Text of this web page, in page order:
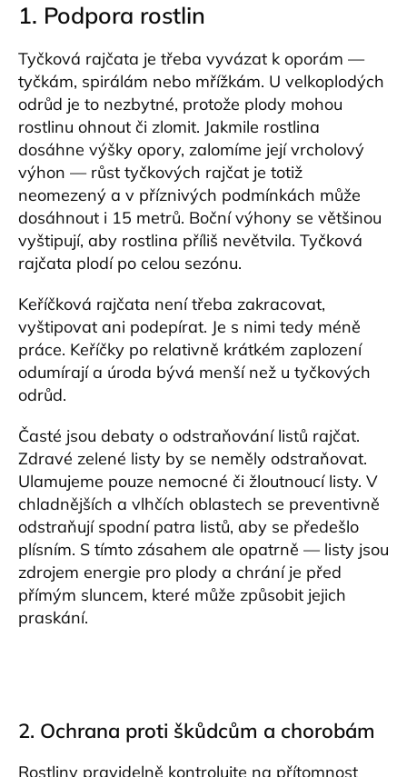
1. Podpora rostlin
Tyčková rajčata je třeba vyvázat k oporám —
tyčkám, spirálám nebo mřížkám. U velkoplodých
odrůd je to nezbytné, protože plody mohou
rostlinu ohnout či zlomit. Jakmile rostlina
dosáhne výšky opory, zalomíme její vrcholový
výhon — růst tyčkových rajčat je totiž
neomezený a v příznivých podmínkách může
dosáhnout i 15 metrů. Boční výhony se většinou
vyštipují, aby rostlina příliš nevětvila. Tyčková
rajčata plodí po celou sezónu.
Keříčková rajčata není třeba zakracovat,
vyštipovat ani podepírat. Je s nimi tedy méně
práce. Keříčky po relativně krátkém zaplození
odumírají a úroda bývá menší než u tyčkových
odrůd.
Časté jsou debaty o odstraňování listů rajčat.
Zdravé zelené listy by se neměly odstraňovat.
Ulamujeme pouze nemocné či žloutnoucí listy. V
chladnějších a vlhčích oblastech se preventivně
odstraňují spodní patra listů, aby se předešlo
plísním. S tímto zásahem ale opatrně — listy jsou
zdrojem energie pro plody a chrání je před
přímým sluncem, které může způsobit jejich
praskání.
2. Ochrana proti škůdcům a chorobám
Rostliny pravidelně kontrolujte na přítomnost